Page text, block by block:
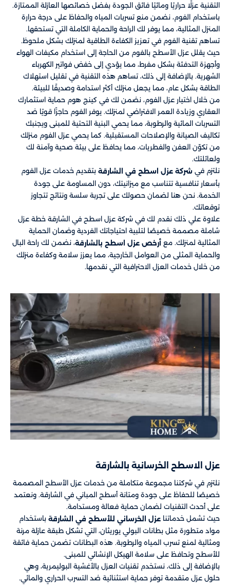
التقنية عزلًا حراريًا ومائيًا فائق الجودة بفضل خصائصها العازلة الممتازة.
باستخدام الفوم، نضمن منع تسربات المياه والحفاظ على درجة حرارة
المنزل المثالية، مما يوفر لك الراحة والحماية الكاملة التي تستحقها.
تساهم تقنية الفوم في تعزيز الكفاءة الطاقية لمنزلك بشكل ملحوظ.
حيث يقلل عزل الأسطح بالفوم من الحاجة إلى استخدام مكيفات الهواء
وأجهزة التدفئة بشكل مفرط، مما يؤدي إلى خفض فواتير الكهرباء
الشهرية. بالإضافة إلى ذلك، تساهم هذه التقنية في تقليل استهلاك
الطاقة بشكل عام، مما يجعل منزلك أكثر استدامة وصديقًا للبيئة.
من خلال اختيار عزل الفوم، نضمن لك في كينج هوم حماية استثمارك
العقاري وزيادة العمر الافتراضي لمنزلك. يوفر الفوم حاجزًا قويًا ضد
التسربات المائية والرطوبة، مما يحمي البنية التحتية للمبنى ويجنبك
تكاليف الصيانة والإصلاحات المستقبلية. كما يحمي عزل الفوم منزلك
من تكوّن العفن والفطريات، مما يحافظ على بيئة صحية وآمنة لك
ولعائلتك.
نلتزم في شركة عزل اسطح في الشارقة بتقديم خدمات عزل الفوم
بأسعار تنافسية تتناسب مع ميزانيتك، دون المساومة على جودة
الخدمة. نحن هنا لضمان حصولك على تجربة سلسة ونتائج تتجاوز
توقعاتك.
علاوة علي ذلك نقدم لك في شركة عزل اسطح في الشارقة خطة عزل
شاملة مصممة خصيصًا لتلبية احتياجاتك الفردية وضمان الحماية
المثالية لمنزلك. مع أرخص عزل اسطح بالشارقة، نضمن لك راحة البال
والحماية المثلى من العوامل الخارجية، مما يعزز سلامة وكفاءة منزلك
من خلال خدمات العزل الاحترافية التي نقدمها.
عزل الاسطح الخرسانية بالشارقة
نلتزم في شركتنا مجموعة متكاملة من خدمات عزل الأسطح المصممة
خصيصًا للحفاظ على جودة ومتانة أسطح المباني في الشارقة. ونعتمد
على أحدث التقنيات لضمان حماية فعالة ومستدامة.
حيث تشمل خدماتنا عزل الخرساني للأسطح في الشارقة باستخدام
مواد متطورة مثل بطانات البولي يوريثان، التي تشكل طبقة عازلة مرنة
ومثالية لمنع تسرب المياه والرطوبة. هذه البطانات تضمن حماية فائقة
للأسطح وتحافظ على سلامة الهيكل الإنشائي للمبنى.
بالإضافة إلى ذلك، نستخدم تقنيات العزل بالأغشية البوليمرية، وهي
حلول عزل متقدمة توفر حماية استثنائية ضد التسرب الحراري والمائي.